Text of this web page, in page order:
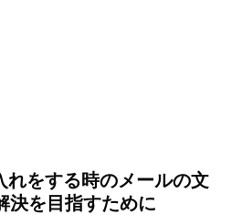
れをする時のメールの文
決を目指すために